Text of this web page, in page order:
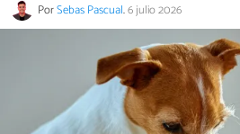
PorSebas Pascual.6 julio 2026